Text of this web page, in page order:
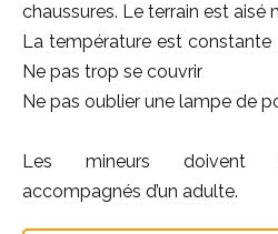
chaussures. Le terrain est aisé
La température est constante
Ne pas trop se couvrir
Ne pas oublier une lampe de
Les mineurs doivent
accompagnés d’un adulte.